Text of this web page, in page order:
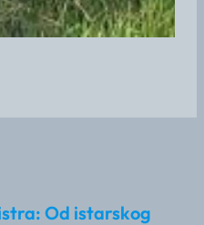
Od istarskog